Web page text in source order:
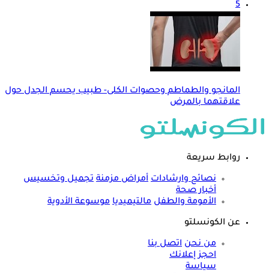
5
المانجو والطماطم وحصوات الكلى- طبيب يحسم الجدل حول
علاقتهما بالمرض
روابط سريعة
نصائح وارشادات أمراض مزمنة تجميل وتخسيس
أخبار صحة
الأمومة والطفل مالتيميديا موسوعة الأدوية
عن الكونسلتو
من نحن اتصل بنا
احجز إعلانك
سياسة